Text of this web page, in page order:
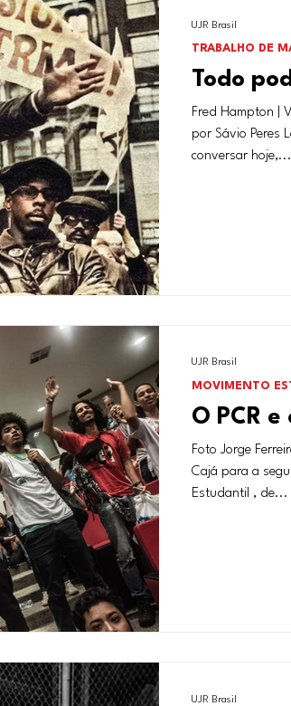
Todo
Fred Hampton | Vice Presidente dos Panteras Negras Tradução
por Sávio Peres
conversar hoje,...
TRABALHO DE
UJR Brasil
O PCR
Foto Jorge
Cajá para a
Estudantil , de...
MOVIMENTO
UJR Brasil
UJR Brasil